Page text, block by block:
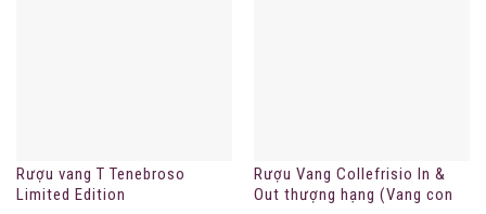
Rượu vang T Tenebroso
Limited Edition
Rượu Vang Collefrisio In &
Out thượng hạng (Vang con